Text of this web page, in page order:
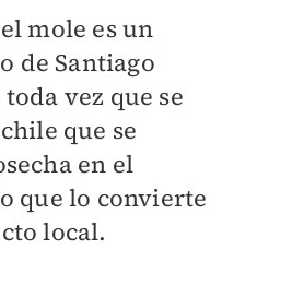
mole es un
de Santiago
vez que se
que se
en el
que lo convierte
local.